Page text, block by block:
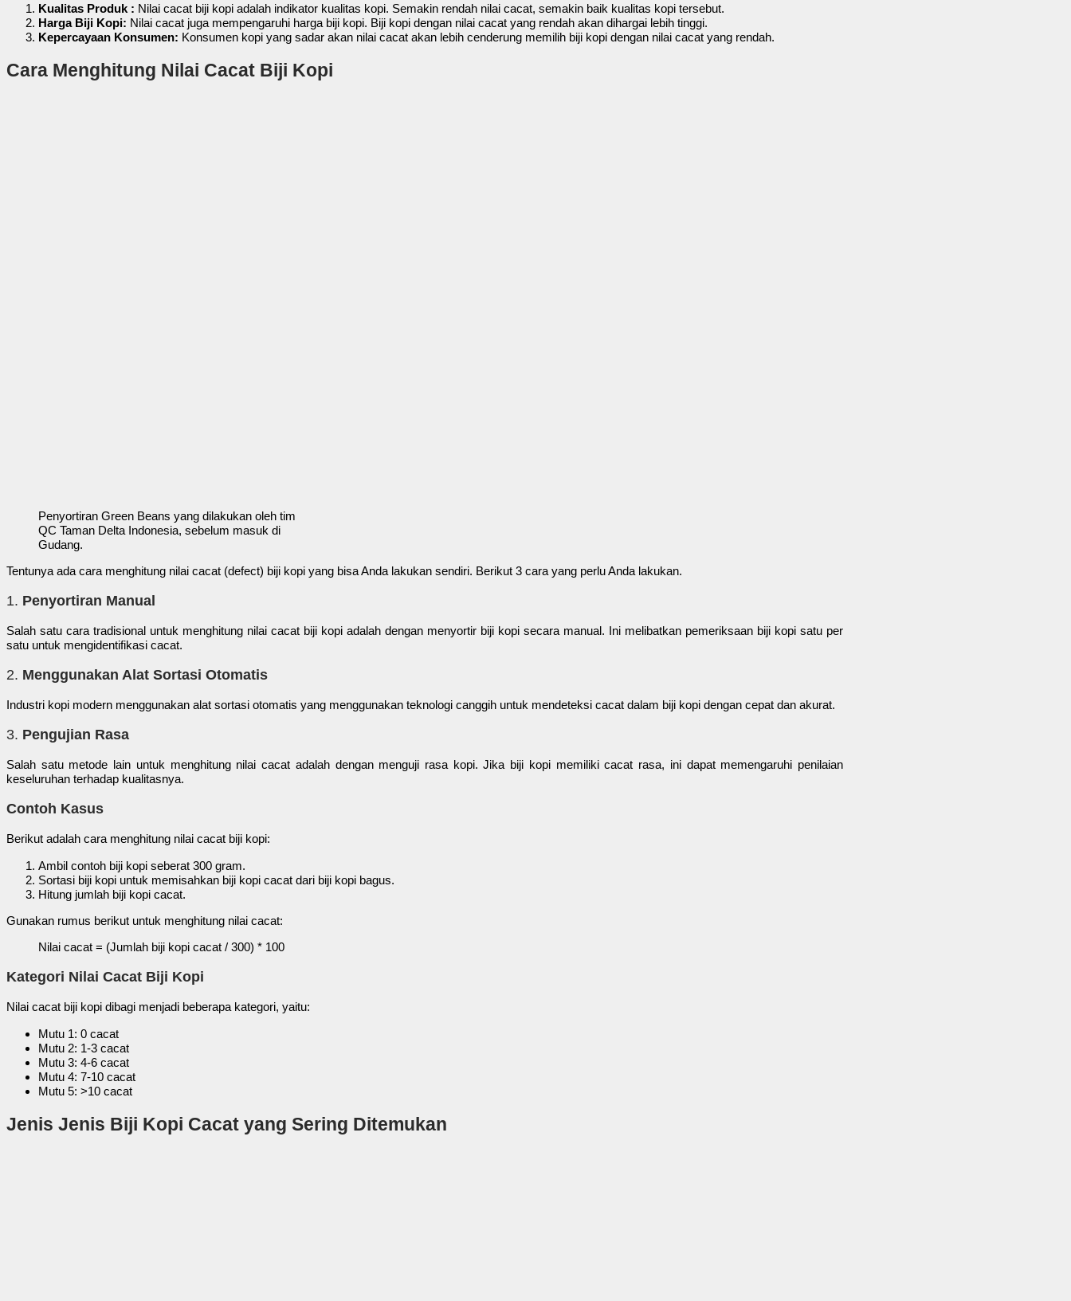
Kualitas Produk : Nilai cacat biji kopi adalah indikator kualitas kopi. Semakin rendah nilai cacat, semakin baik kualitas kopi tersebut.
Harga Biji Kopi: Nilai cacat juga mempengaruhi harga biji kopi. Biji kopi dengan nilai cacat yang rendah akan dihargai lebih tinggi.
Kepercayaan Konsumen: Konsumen kopi yang sadar akan nilai cacat akan lebih cenderung memilih biji kopi dengan nilai cacat yang rendah.
Cara Menghitung Nilai Cacat Biji Kopi
Penyortiran Green Beans yang dilakukan oleh tim
QC Taman Delta Indonesia, sebelum masuk di
Gudang.
Tentunya ada cara menghitung nilai cacat (defect) biji kopi yang bisa Anda lakukan sendiri. Berikut 3 cara yang perlu Anda lakukan.
1. Penyortiran Manual
Salah satu cara tradisional untuk menghitung nilai cacat biji kopi adalah dengan menyortir biji kopi secara manual. Ini melibatkan pemeriksaan biji kopi satu per
satu untuk mengidentifikasi cacat.
2. Menggunakan Alat Sortasi Otomatis
Industri kopi modern menggunakan alat sortasi otomatis yang menggunakan teknologi canggih untuk mendeteksi cacat dalam biji kopi dengan cepat dan akurat.
3. Pengujian Rasa
Salah satu metode lain untuk menghitung nilai cacat adalah dengan menguji rasa kopi. Jika biji kopi memiliki cacat rasa, ini dapat memengaruhi penilaian
keseluruhan terhadap kualitasnya.
Contoh Kasus
Berikut adalah cara menghitung nilai cacat biji kopi:
Ambil contoh biji kopi seberat 300 gram.
Sortasi biji kopi untuk memisahkan biji kopi cacat dari biji kopi bagus.
Hitung jumlah biji kopi cacat.
Gunakan rumus berikut untuk menghitung nilai cacat:
Nilai cacat = (Jumlah biji kopi cacat / 300) * 100
Kategori Nilai Cacat Biji Kopi
Nilai cacat biji kopi dibagi menjadi beberapa kategori, yaitu:
Mutu 1: 0 cacat
Mutu 2: 1-3 cacat
Mutu 3: 4-6 cacat
Mutu 4: 7-10 cacat
Mutu 5: >10 cacat
Jenis Jenis Biji Kopi Cacat yang Sering Ditemukan